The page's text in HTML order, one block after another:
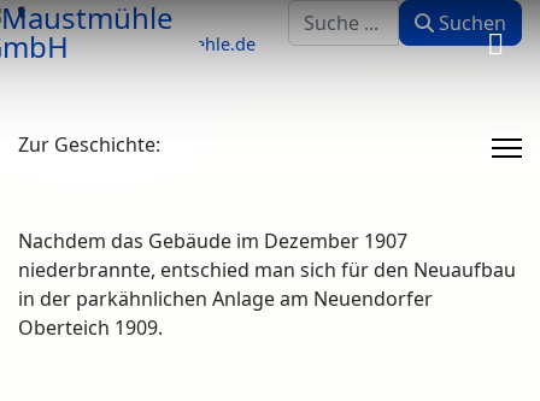
035601802970
kontakt@maustmuehle.de
Suchen Suchen
Zur Geschichte:
Nachdem das Gebäude im Dezember 1907
niederbrannte, entschied man sich für den Neuaufbau
in der parkähnlichen Anlage am Neuendorfer
Oberteich 1909.